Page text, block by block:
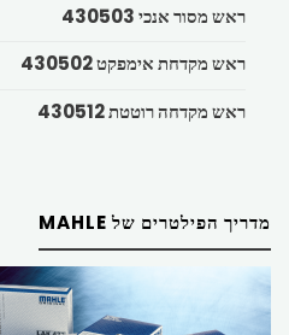
ראש מסור אנכי 430503
ראש מקדחת אימפקט 430502
ראש מקדחה רוטטת 430512
מדריך הפילטרים של MAHLE